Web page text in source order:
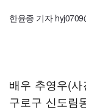
한윤종 기자
배우 추영우(
구로구 신도림